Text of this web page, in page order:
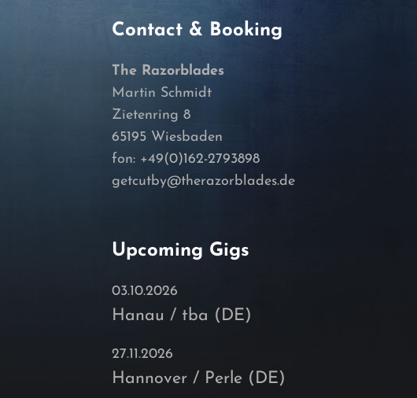
Contact & Booking
The Razorblades
Martin Schmidt
Zietenring 8
65195 Wiesbaden
fon: +49(0)162-2793898
getcutby@therazorblades.de
Upcoming Gigs
03.10.2026
Hanau / tba (DE)
27.11.2026
Hannover / Perle (DE)